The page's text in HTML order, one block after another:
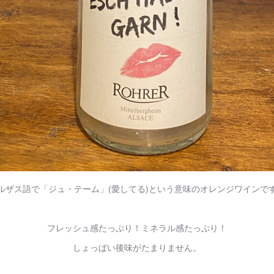
ザス語で「ジュ・テーム」(愛してる)という意味のオレンジワインで
フレッシュ感たっぷり！ミネラル感たっぷり！
しょっぱい後味がたまりません。